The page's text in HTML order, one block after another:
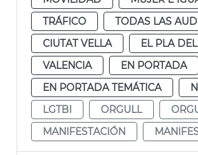
TRÁFICO
TODAS LAS
CIUTAT VELLA
EL PLA
VALENCIA
EN PORTADA
EN PORTADA TEMÁTICA
LGTBI
ORGULL
MANIFESTACIÓN